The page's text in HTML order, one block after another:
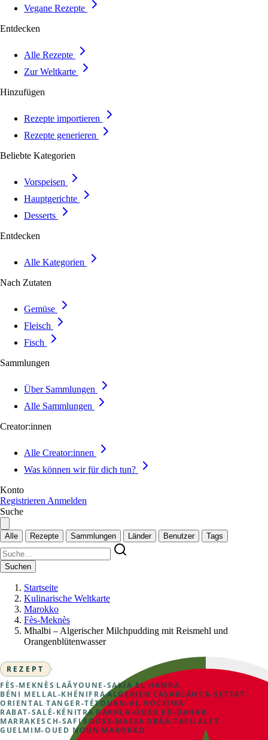
Vegane Rezepte
Entdecken
Alle Rezepte
Zur Weltkarte
Hinzufügen
Rezepte importieren
Rezepte generieren
Beliebte Kategorien
Vorspeisen
Hauptgerichte
Desserts
Entdecken
Alle Kategorien
Nach Zutaten
Gemüse
Fleisch
Fisch
Sammlungen
Über Sammlungen
Alle Sammlungen
Creator:innen
Alle Creator:innen
Was können wir für dich tun?
Konto
Registrieren Anmelden
Suche
Alle Rezepte Sammlungen Länder Benutzer Tags
Suchen
Startseite
Kulinarische Weltkarte
Marokko
Fès-Meknès
Mhalbi – Algerischer Milchpudding mit Reismehl und
Orangenblütenwasser
REZEPT
·
FÈS-MEKNÈS ·LAÂYOUNE-SAKIA EL HAMRA·
BÉNI MELLAL-KHÉNIFRA·ALGERIEN ·CASABLANCA-SETTAT ·
ORIENTAL ·TANGER-TÉTOUAN-AL HOCEÏMA·
RABAT-SALÉ-KÉNITRA DAKHLA-OUED ED-DAHAB·
MARRAKESCH-SAFI·SOUSS-MASSA ·DRÂA-TAFILALET ·
GUELMIM-OUED NOUN ·MAROKKO